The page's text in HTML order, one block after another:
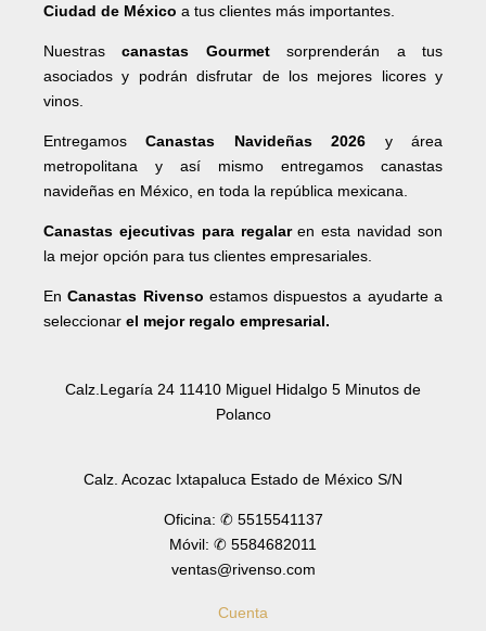
Ciudad de México a tus clientes más importantes.
Nuestrascanastas Gourmetsorprenderán a tus
asociados y podrán disfrutar de los mejores licores y
vinos.
EntregamosCanastas Navideñas 2026 y área
metropolitana y así mismo entregamos canastas
navideñas en México, en toda la república mexicana.
Canastas ejecutivas para regalaren esta navidad son
la mejor opción para tus clientes empresariales.
EnCanastas Rivenso estamos dispuestos a ayudarte a
seleccionar el mejor regalo empresarial.
Calz.Legaría 24 11410 Miguel Hidalgo 5 Minutos de
Polanco
Calz. Acozac Ixtapaluca Estado de México S/N
Oficina: ✆ 5515541137
Móvil: ✆ 5584682011
ventas@rivenso.com
Cuenta